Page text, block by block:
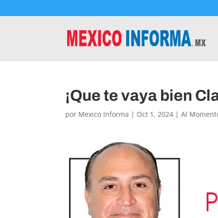
¡Que te vaya bien
por Mexico Informa | Oct 1, 2024 |Al